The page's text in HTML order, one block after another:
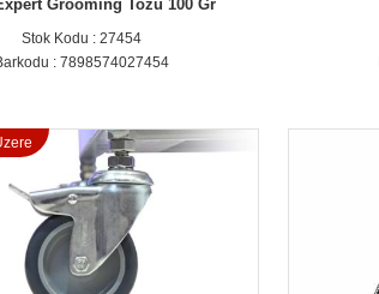
Grooming Tozu 100 Gr
Stok Kodu : 27454
: 7898574027454